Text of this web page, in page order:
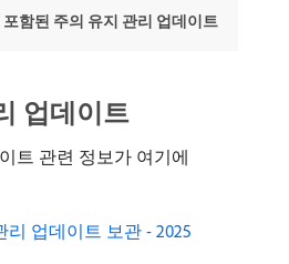
포함된 주의 유지 관리 업데이트
업데이트
트 관련 정보가 여기에
리 업데이트 보관 - 2025